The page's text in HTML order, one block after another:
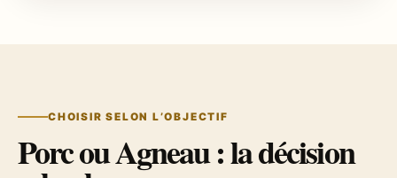
CHOISIR SELON L’OBJECTIF
Porc ou Agneau : la décision